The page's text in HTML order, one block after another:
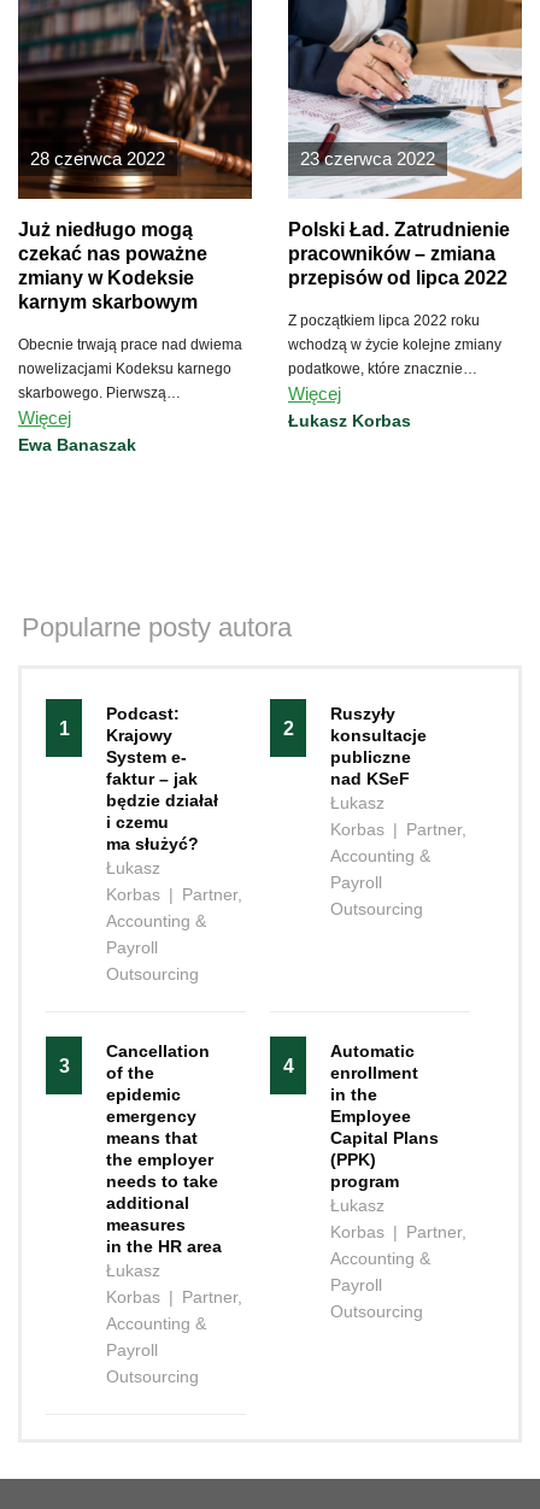
28 czerwca 2022
Już niedługo mogą
czekać nas poważne
zmiany w Kodeksie
karnym skarbowym
Obecnie trwają prace nad dwiema
nowelizacjami Kodeksu karnego
skarbowego. Pierwszą
przygotowało Ministerstwo
Sprawiedliwości, drugą
Więcej
Ewa Banaszak
23 czerwca 2022
Polski Ład. Zatrudnienie
pracowników – zmiana
przepisów od lipca 2022
Z początkiem lipca 2022 roku
wchodzą w życie kolejne zmiany
podatkowe, które znacznie
modyfikują przepisy Polskiego
Ładu.
Więcej
Łukasz Korbas
Popularne posty autora
1
Podcast:
Krajowy
System e-
faktur – jak
będzie działał
i czemu
ma służyć?
Łukasz
Korbas | Partner,
Accounting &
Payroll
Outsourcing
2
Ruszyły
konsultacje
publiczne
nad KSeF
Łukasz
Korbas | Partner,
Accounting &
Payroll
Outsourcing
3
Cancellation
of the
epidemic
emergency
means that
the employer
needs to take
additional
measures
in the HR area
Łukasz
Korbas | Partner,
Accounting &
Payroll
Outsourcing
4
Automatic
enrollment
in the
Employee
Capital Plans
(PPK)
program
Łukasz
Korbas | Partner,
Accounting &
Payroll
Outsourcing